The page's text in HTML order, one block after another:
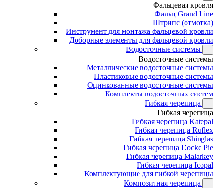
Фальцевая кровля
Фальц Grand Line
Штрипс (отмотка)
Инструмент для монтажа фальцевой кровли
Доборные элементы для фальцевой кровли
Водосточные системы
Водосточные системы
Металлические водосточные системы
Пластиковые водосточные системы
Оцинкованные водосточные системы
Комплекты водосточных систем
Гибкая черепица
Гибкая черепица
Гибкая черепица Katepal
Гибкая черепица Ruflex
Гибкая черепица Shinglas
Гибкая черепица Docke Pie
Гибкая черепица Malarkey
Гибкая черепица Icopal
Комплектующие для гибкой черепицы
Композитная черепица